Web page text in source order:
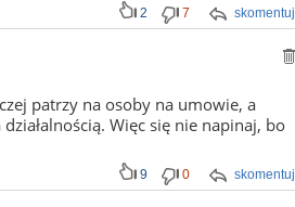
skomentuj
2 7
patrzy na osoby na umowie, a
Więc się nie napinaj, bo
skomentuj
9 0